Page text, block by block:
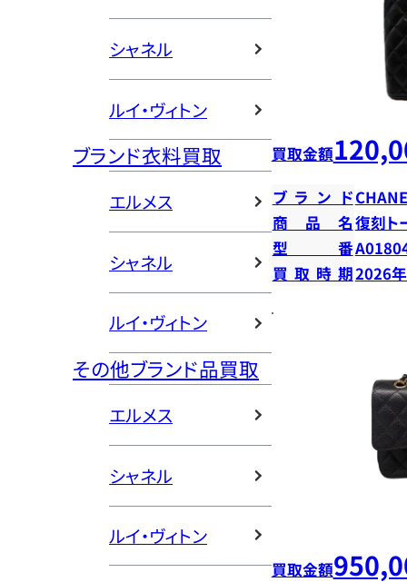
シャネル
ルイ・ヴィトン
ブランド衣料買取
エルメス
シャネル
ルイ・ヴィトン
その他ブランド品買取
エルメス
シャネル
ルイ・ヴィトン
買取金額
ブランド
商品名復刻ト
型番
買取時期2026
買取金額